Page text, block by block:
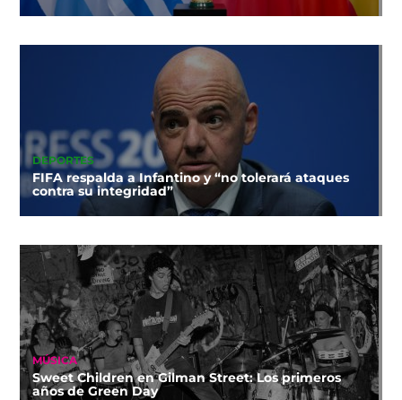
DEPORTES
FIFA respalda a Infantino y “no tolerará ataques
contra su integridad”
MÚSICA
Sweet Children en Gilman Street: Los primeros
años de Green Day